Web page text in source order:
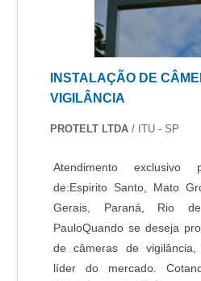
INSTALAÇÃO DE
VIGILÂNCIA
PROTELT LTDA / ITU - SP
Atendimento
de:Espirito Santo, Mato
Gerais, Paraná, Rio
PauloQuando se deseja
de câmeras de
líder do mercado.